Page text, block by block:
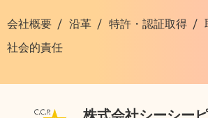
会社概要 沿革 特許・認証取得
社会的責任